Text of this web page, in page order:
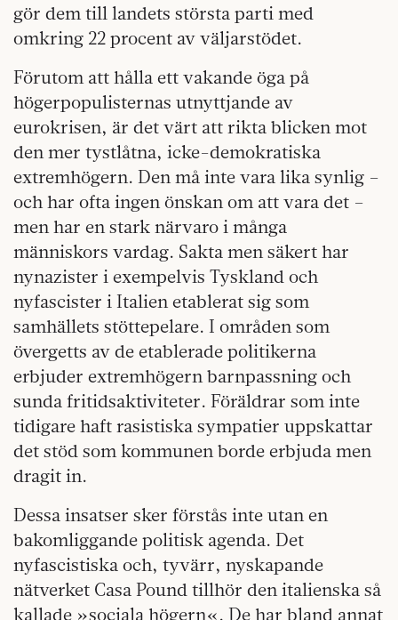
gör dem till landets största parti med
omkring 22 procent av väljarstödet.
Förutom att hålla ett vakande öga på
högerpopulisternas utnyttjande av
eurokrisen, är det värt att rikta blicken mot
den mer tystlåtna, icke-demokratiska
extremhögern. Den må inte vara lika synlig –
och har ofta ingen önskan om att vara det –
men har en stark närvaro i många
människors vardag. Sakta men säkert har
nynazister i exempelvis Tyskland och
nyfascister i Italien etablerat sig som
samhällets stöttepelare. I områden som
övergetts av de etablerade politikerna
erbjuder extremhögern barnpassning och
sunda fritidsaktiviteter. Föräldrar som inte
tidigare haft rasistiska sympatier uppskattar
det stöd som kommunen borde erbjuda men
dragit in.
Dessa insatser sker förstås inte utan en
bakomliggande politisk agenda. Det
nyfascistiska och, tyvärr, nyskapande
nätverket Casa Pound tillhör den italienska så
kallade »sociala högern«. De har bland annat